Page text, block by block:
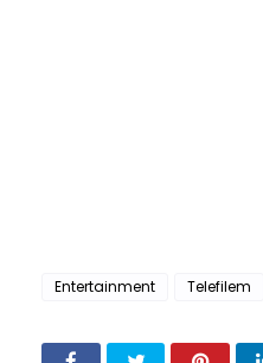
Entertainment Telefilem